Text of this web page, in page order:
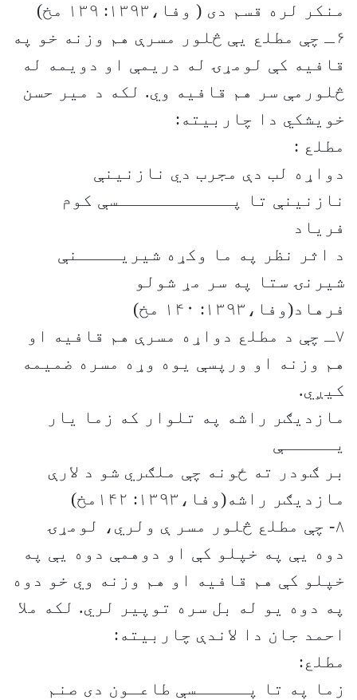
منکر لره قسم دی ( وفا،۱۳۹۳: ۱۳۹ مخ)
۶ـ چې مطلع یې څلور مسرې هم وزنه خو په
قافیه کې لومړۍ له دریمې او دویمه له
څلورمې سر هم قافیه وي. لکه د میر حسن
خویشکي دا چاربیته:
مطلع :
دواړه لب دې مجرب دي نازنینې
نازنینې تا پـــــــــــسې کوم
فریاد
د اثر نظر په ما وکړه شیریــــنې
شیرنۍ ستا په سر مړ شولو
فرهاد(وفا،۱۳۹۳: ۱۴۰ مخ)
۷ـ چې د مطلع دواړه مسرې هم قافیه او
هم وزنه او ورپسې یوه وړه مسره ضمیمه
کیږي.
مازدیګر راشه په تلوار که زما یار
یـــــې
بر ګودر ته ځونه چې ملګري شو د لارې
مازدیګر راشه(وفا،۱۳۹۳: ۱۴۲مخ)
۸- چې مطلع څلور مسر ې ولري، لومړۍ
دوه یې په خپلو کې او دوهمې دوه یې په
خپلو کې هم قافیه او هم وزنه وي خو دوه
په دوه یو له بل سره توپیر لري. لکه ملا
احمد جان دا لاندې چاربیته:
مطلع:
زما په تا پـــــسې طاعـون دی صنم